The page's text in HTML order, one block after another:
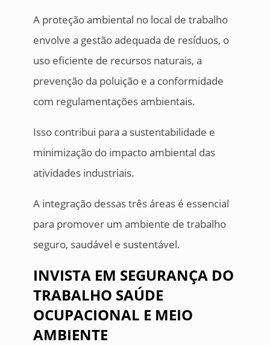
A proteção ambiental no local de trabalho
envolve a gestão adequada de resíduos, o
uso eficiente de recursos naturais, a
prevenção da poluição e a conformidade
com regulamentações ambientais.
Isso contribui para a sustentabilidade e
minimização do impacto ambiental das
atividades industriais.
A integração dessas três áreas é essencial
para promover um ambiente de trabalho
seguro, saudável e sustentável.
INVISTA EM SEGURANÇA DO
TRABALHO SAÚDE
OCUPACIONAL E MEIO
AMBIENTE